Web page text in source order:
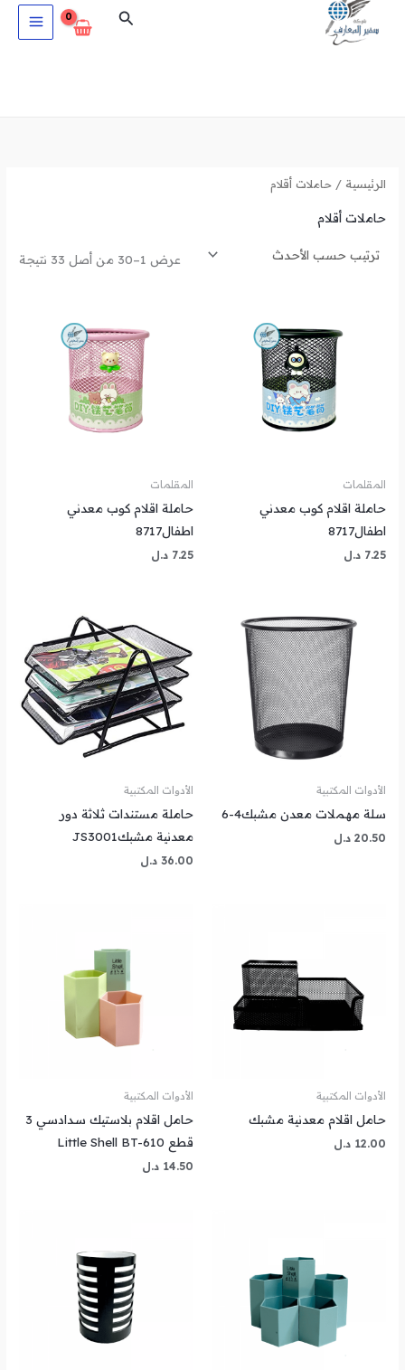
البحث
الرئيسية / حاملات أقلام
حاملات أقلام
عرض 1–30 من أصل 33 نتيجة
تم
المقلمات
حاملة اقلام كوب معدني
اطفال8717
7.25 د.ل
المقلمات
حاملة اقلام كوب معدني
اطفال8717
7.25 د.ل
الأدوات المكتبية
سلة مهملات معدن مشبك4-6
20.50 د.ل
الأدوات المكتبية
حاملة مستندات ثلاثة دور
معدنية مشبكJS3001
36.00 د.ل
الأدوات المكتبية
حامل اقلام معدنية مشبك
12.00 د.ل
الأدوات المكتبية
حامل اقلام بلاستيك سدادسي 3
قطع Little Shell BT-610
14.50 د.ل